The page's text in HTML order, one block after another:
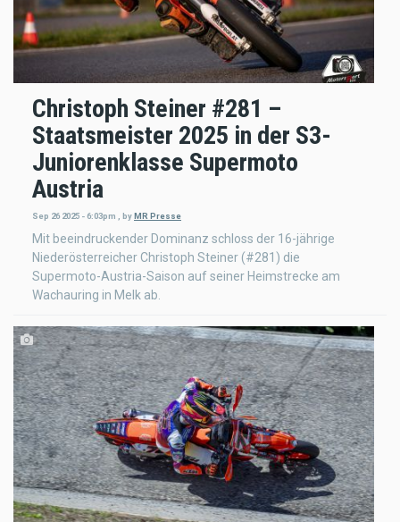
Christoph Steiner #281 –
Staatsmeister 2025 in der S3-
Juniorenklasse Supermoto
Austria
Sep 26 2025 - 6:03pm byMR Presse
Mit beeindruckender Dominanz schloss der 16-jährige
Niederösterreicher Christoph Steiner (#281) die
Supermoto-Austria-Saison auf seiner Heimstrecke am
Wachauring in Melk ab.